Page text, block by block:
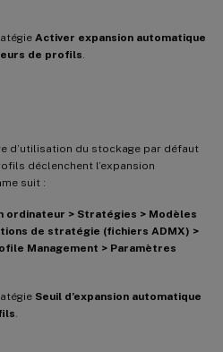
Activer expansion automatique
de profils
d’utilisation du stockage par défaut
déclenchent l’expansion
suit :
ordinateur > Stratégies > Modèles
de stratégie (fichiers ADMX) >
Management > Paramètres
Seuil d’expansion automatique